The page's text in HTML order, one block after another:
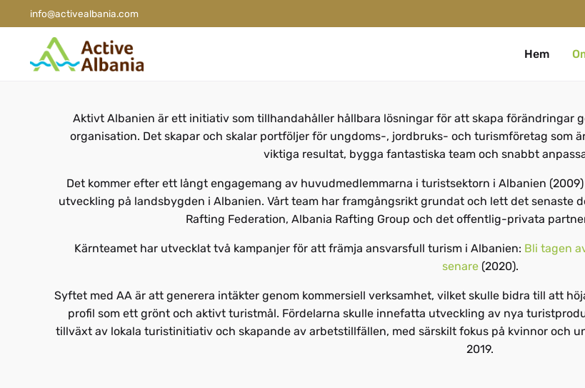
info@activealbania.com
Hem
Aktivt Albanien är ett initiativ som tillhandahåller hållbara lösningar för att skapa
organisation. Det skapar och skalar portföljer för ungdoms-, jordbruks- och turismföretag som
viktiga resultat, bygga fantastiska team och snabbt
Det kommer efter ett långt engagemang av huvudmedlemmarna i turistsektorn i Albanien
utveckling på landsbygden i Albanien. Vårt team har framgångsrikt grundat och lett det senaste
Rafting Federation, Albania Rafting Group och det offentlig-privata
Kärnteamet har utvecklat två kampanjer för att främja ansvarsfull turism i Albanien: Bli tagen
senare (2020).
Syftet med AA är att generera intäkter genom kommersiell verksamhet, vilket skulle bidra till att
profil som ett grönt och aktivt turistmål. Fördelarna skulle innefatta utveckling av nya
tillväxt av lokala turistinitiativ och skapande av arbetstillfällen, med särskilt fokus på kvinnor och
2019.